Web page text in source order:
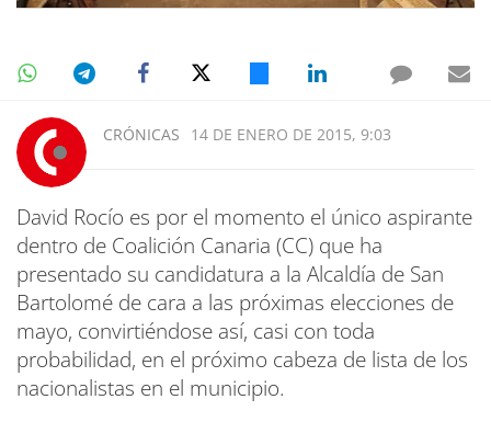
CRÓNICAS 14 DE ENERO DE 2015, 9:03
David Rocío es por el momento el único aspirante
dentro de Coalición Canaria (CC) que ha
presentado su candidatura a la Alcaldía de San
Bartolomé de cara a las próximas elecciones de
mayo, convirtiéndose así, casi con toda
probabilidad, en el próximo cabeza de lista de los
nacionalistas en el municipio.